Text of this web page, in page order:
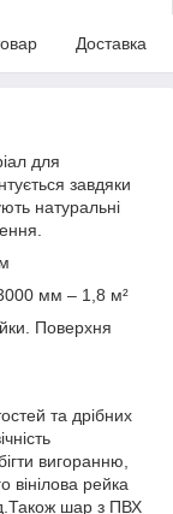
Доставка
для
завдяки
натуральні
мм – 1,8 м²
Поверхня
та дрібних
вигоранню,
вінілова рейка
шар з ПВХ